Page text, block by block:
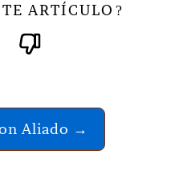
ARTÍCULO ?
Aliado →